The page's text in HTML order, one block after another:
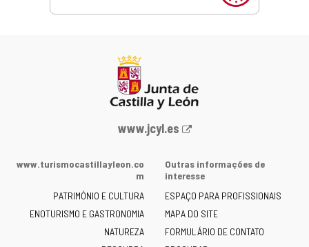
Portal
Junta
Castilla
y
León
www.jcyl.es
www.turismocastillayleon.co
m
PATRIMÓNIO E CULTURA
ENOTURISMO E GASTRONOMIA
NATUREZA
Outras informações de
interesse
ESPAÇO PARA PROFISSIONAIS
MAPA DO SITE
FORMULÁRIO DE CONTATO